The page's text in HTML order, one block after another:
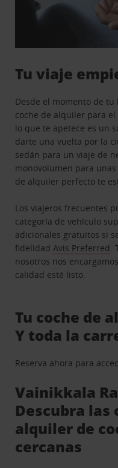
Tu viaje
Desde el momento de
coche de alquiler para
lo que te apetece es un
darte una vuelta por la
sedán para un viaje de
monovolumen para
de alquiler perfecto te
Los viajeros frecuentes
categoría de vehículo
adicionales gratuitos si
fidelidadAvis Preferred.
nosotros nos
calidad esté listo.
Tu coche de
Y toda la
Reserva ahora para
Vainikkala
Descubra las
alquiler de
cercanas